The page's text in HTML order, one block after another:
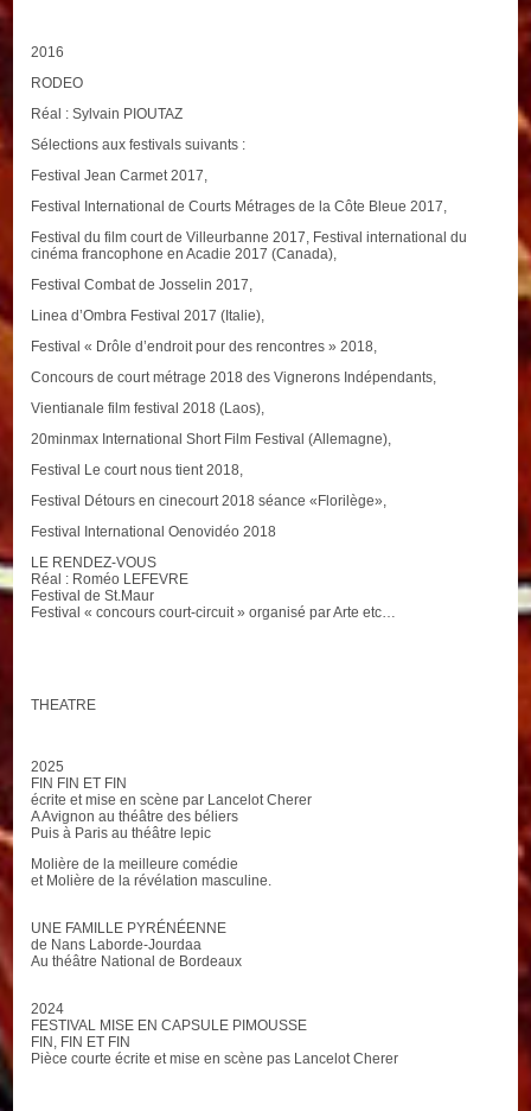
2016
RODEO
Réal : Sylvain PIOUTAZ
Sélections aux festivals suivants :
Festival Jean Carmet 2017,
Festival International de Courts Métrages de la Côte Bleue 2017,
Festival du film court de Villeurbanne 2017, Festival international du
cinéma francophone en Acadie 2017 (Canada),
Festival Combat de Josselin 2017,
Linea d’Ombra Festival 2017 (Italie),
Festival « Drôle d’endroit pour des rencontres » 2018,
Concours de court métrage 2018 des Vignerons Indépendants,
Vientianale film festival 2018 (Laos),
20minmax International Short Film Festival (Allemagne),
Festival Le court nous tient 2018,
Festival Détours en cinecourt 2018 séance «Florilège»,
Festival International Oenovidéo 2018
LE RENDEZ-VOUS
Réal : Roméo LEFEVRE
Festival de St.Maur
Festival « concours court-circuit » organisé par Arte etc…
THEATRE
2025
FIN FIN ET FIN
écrite et mise en scène par Lancelot Cherer
A Avignon au théâtre des béliers
Puis à Paris au théâtre lepic
Molière de la meilleure comédie
et Molière de la révélation masculine.
UNE FAMILLE PYRÉNÉENNE
de Nans Laborde-Jourdaa
Au théâtre National de Bordeaux
2024
FESTIVAL MISE EN CAPSULE PIMOUSSE
FIN, FIN ET FIN
Pièce courte écrite et mise en scène pas Lancelot Cherer